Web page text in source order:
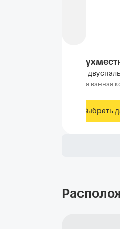
1
Своя ванная
Выбрать